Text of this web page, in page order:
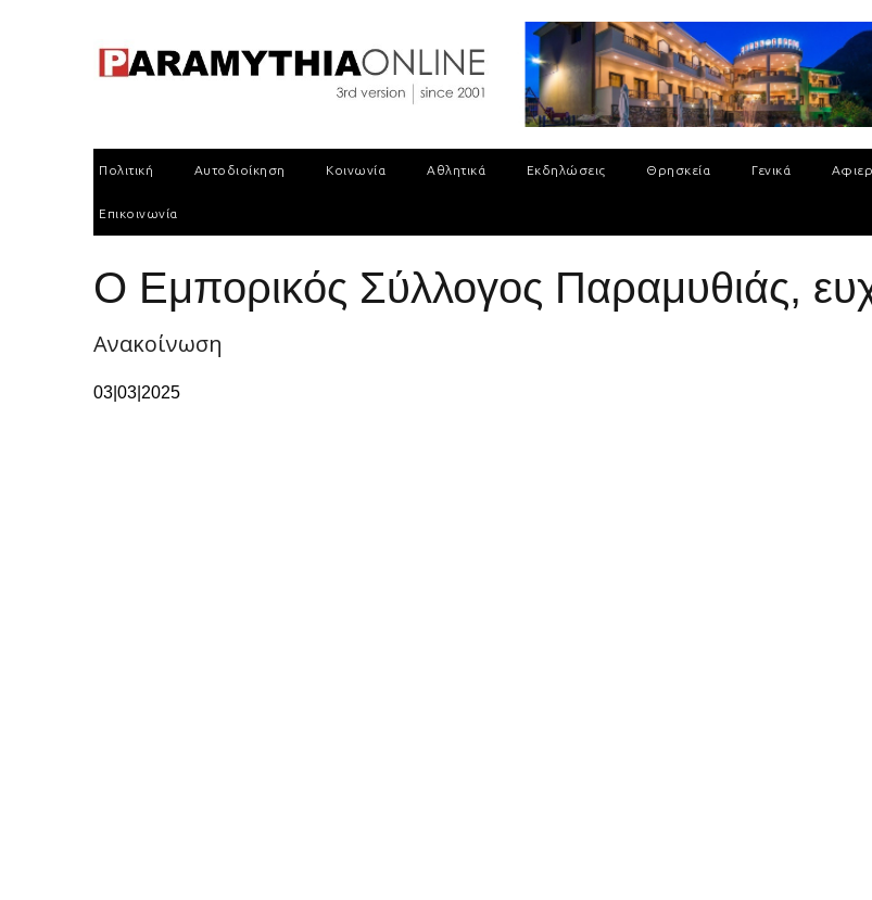
Πολιτική Αυτοδιοίκηση Κοινωνία Αθλητικά Εκδηλώσεις Θρησκεία Γενικά
Επικοινωνία
Ο Εμπορικός Σύλλογος Παραμυθιάς,
Ανακοίνωση
03|03|2025